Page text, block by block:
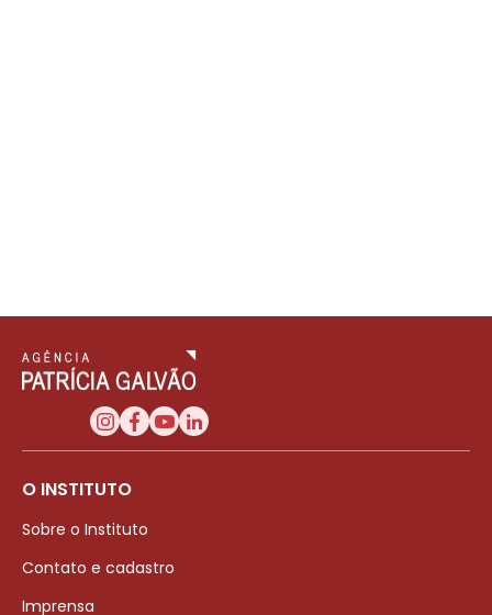
O INSTITUTO
Sobre o Instituto
Contato e cadastro
Imprensa